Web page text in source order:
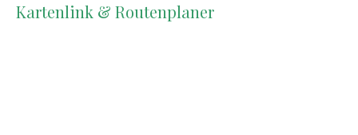
Kartenlink & Routenplaner